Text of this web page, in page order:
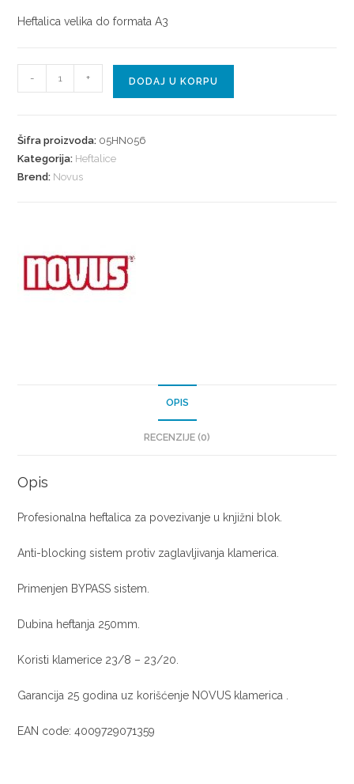
Heftalica velika do formata A3
- + DODAJ U KORPU
Šifra proizvoda: 05HN056
Kategorija: Heftalice
Brend: Novus
OPIS
RECENZIJE (0)
Opis
Profesionalna heftalica za povezivanje u knjižni blok.
Anti-blocking sistem protiv zaglavljivanja klamerica.
Primenjen BYPASS sistem.
Dubina heftanja 250mm.
Koristi klamerice 23/8 – 23/20.
Garancija 25 godina uz korišćenje NOVUS klamerica .
EAN code: 4009729071359